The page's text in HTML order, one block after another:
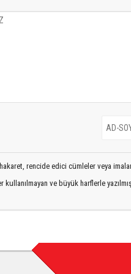
rencide edici cümleler veya
kullanılmayan ve büyük harflerle